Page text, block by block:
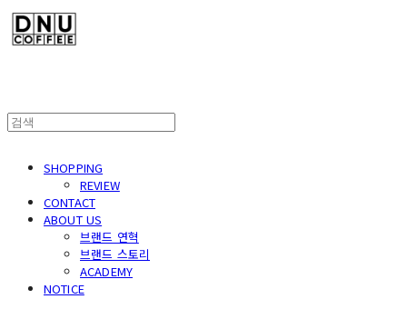
SHOPPING
REVIEW
CONTACT
ABOUT US
브랜드 연혁
브랜드 스토리
ACADEMY
NOTICE